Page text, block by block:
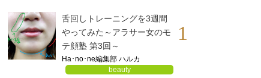
舌回しトレーニングを3週間
やってみた～アラサー女のモ
テ顔塾 第3回～
Ha･no･ne編集部 ハルカ
beauty
1